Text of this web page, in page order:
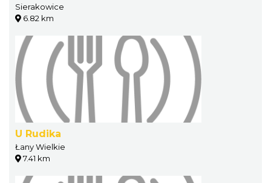
Sierakowice
6.82 km
U Rudika
Łany Wielkie
7.41 km